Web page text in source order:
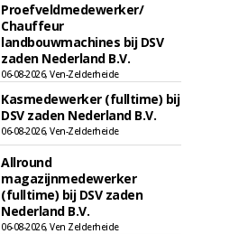
Proefveldmedewerker/
Chauffeur
landbouwmachines bij DSV
zaden Nederland B.V.
06-08-2026, Ven-Zelderheide
Kasmedewerker (fulltime) bij
DSV zaden Nederland B.V.
06-08-2026, Ven-Zelderheide
Allround
magazijnmedewerker
(fulltime) bij DSV zaden
Nederland B.V.
06-08-2026, Ven Zelderheide